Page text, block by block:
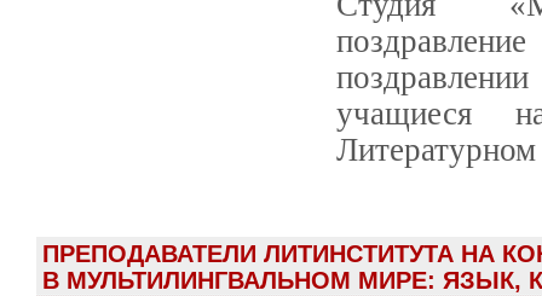
учащиеся
Литературном
ПРЕПОДАВАТЕЛИ ЛИТИНСТИТУТА НА
В МУЛЬТИЛИНГВАЛЬНОМ МИРЕ: ЯЗЫК,